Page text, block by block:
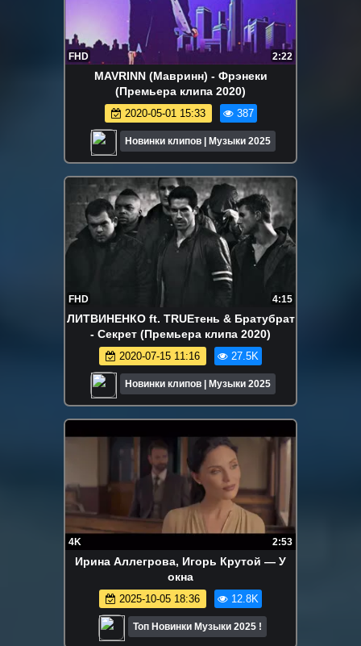
FHD 2:22
MAVRINN (Мавринн) - Фрэнеки
(Премьера клипа 2020)
2020-05-01 15:33 387
Новинки клипов | Музыки 2025
FHD 4:15
ЛИТВИНЕНКО ft. TRUEтень & Братубрат
- Секрет (Премьера клипа 2020)
2020-07-15 11:16 27.5K
Новинки клипов | Музыки 2025
4K 2:53
Ирина Аллегрова, Игорь Крутой — У
окна
2025-10-05 18:36 12.8K
Топ Новинки Музыки 2025 !